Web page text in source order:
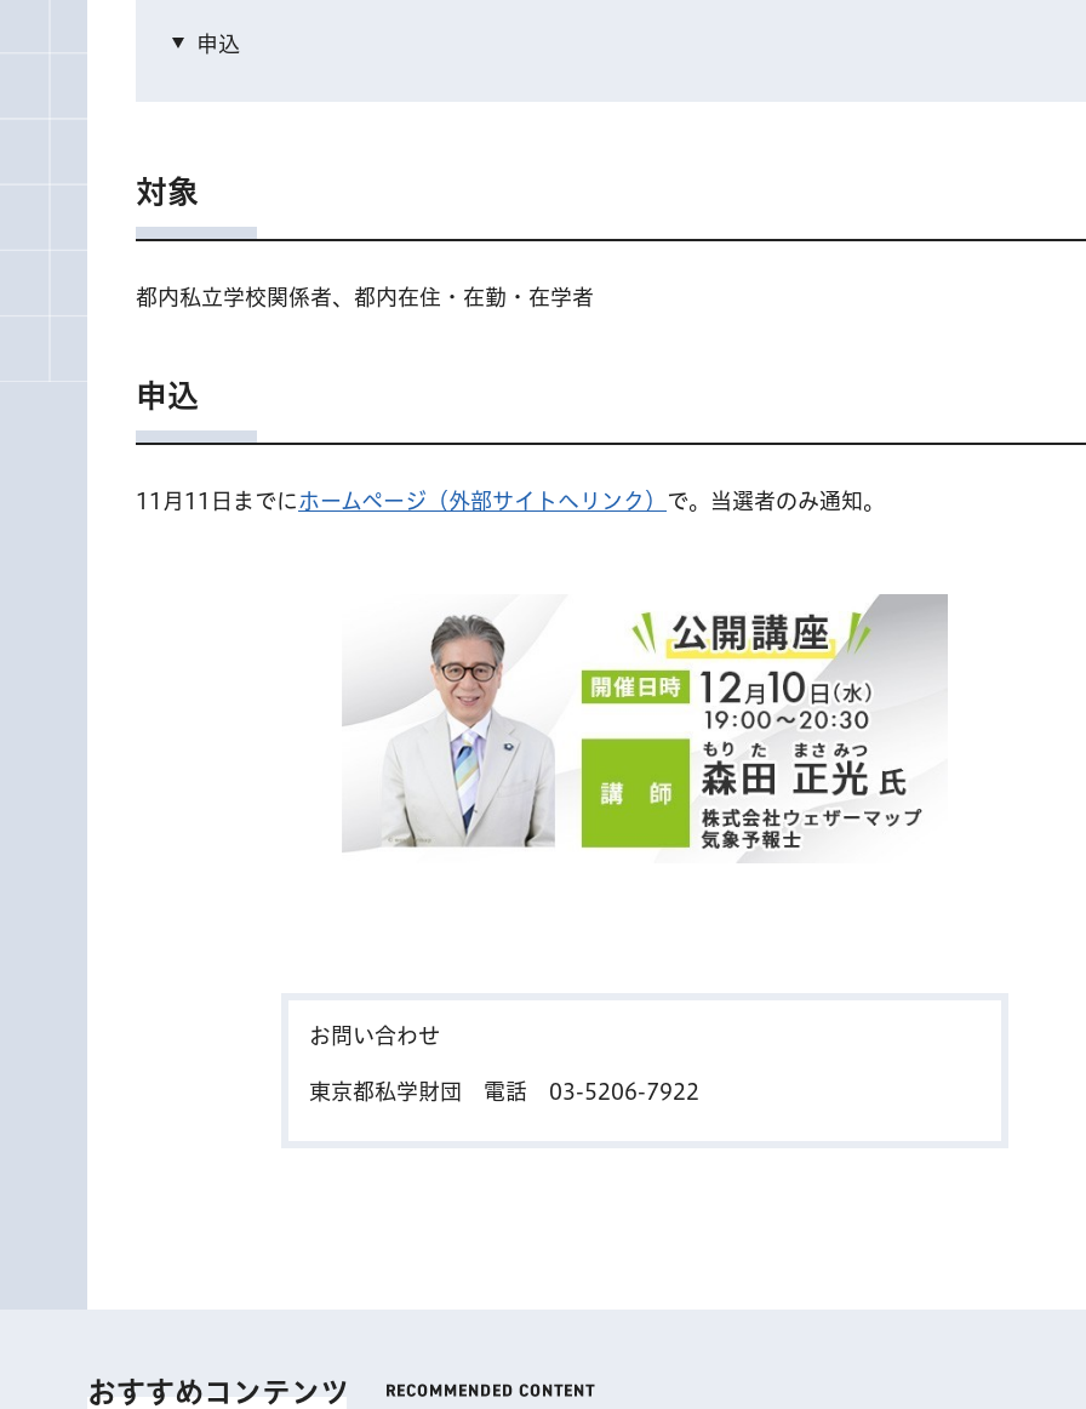
申込
対象
都内私立学校関係者、都内在住・在勤・在学者
申込
11月11日までに ホームページ（外部サイトへリンク） で。当選者のみ通知。
お問い合わせ
東京都私学財団 電話 03-5206-7922
おすすめコンテンツ